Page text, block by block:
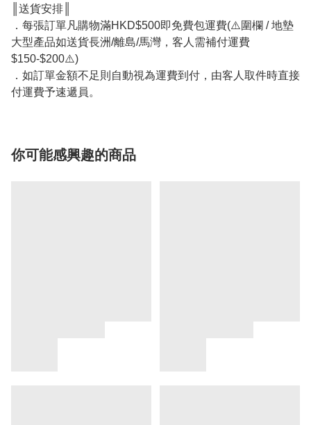
║送貨安排║
．每張訂單凡購物滿HKD$500即免費包運費(⚠️圍欄 / 地墊
大型產品如送貨長洲/離島/馬灣，客人需補付運費
$150-$200⚠️)
．如訂單金額不足則自動視為運費到付，由客人取件時直接
付運費予速遞員。
你可能感興趣的商品